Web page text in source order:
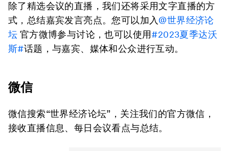
除了精选会议的直播，我们还将采用文字直播的方
式，总结嘉宾发言亮点。您可以加入 @世界经济论
坛 官方微博参与讨论，也可以使用#2023夏季达沃
斯#话题，与嘉宾、媒体和公众进行互动。
微信
微信搜索“世界经济论坛”，关注我们的官方微信，
接收直播信息、每日会议看点与总结。